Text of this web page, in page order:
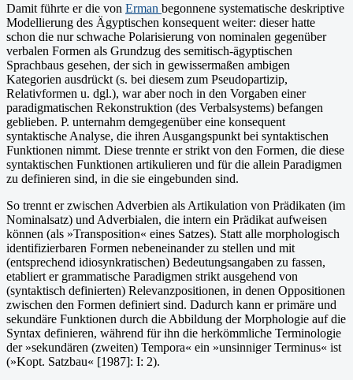
Damit führte er die von Erman begonnene systematische deskriptive
Modellierung des Ägyptischen konsequent weiter: dieser hatte
schon die nur schwache Polarisierung von nominalen gegenüber
verbalen Formen als Grundzug des semitisch-ägyptischen
Sprachbaus gesehen, der sich in gewissermaßen ambigen
Kategorien ausdrückt (s. bei diesem zum Pseudopartizip,
Relativformen u. dgl.), war aber noch in den Vorgaben einer
paradigmatischen Rekonstruktion (des Verbalsystems) befangen
geblieben. P. unternahm demgegenüber eine konsequent
syntaktische Analyse, die ihren Ausgangspunkt bei syntaktischen
Funktionen nimmt. Diese trennte er strikt von den Formen, die diese
syntaktischen Funktionen artikulieren und für die allein Paradigmen
zu definieren sind, in die sie eingebunden sind.
So trennt er zwischen Adverbien als Artikulation von Prädikaten (im
Nominalsatz) und Adverbialen, die intern ein Prädikat aufweisen
können (als »Transposition« eines Satzes). Statt alle morphologisch
identifizierbaren Formen nebeneinander zu stellen und mit
(entsprechend idiosynkratischen) Bedeutungsangaben zu fassen,
etabliert er grammatische Paradigmen strikt ausgehend von
(syntaktisch definierten) Relevanzpositionen, in denen Oppositionen
zwischen den Formen definiert sind. Dadurch kann er primäre und
sekundäre Funktionen durch die Abbildung der Morphologie auf die
Syntax definieren, während für ihn die herkömmliche Terminologie
der »sekundären (zweiten) Tempora« ein »unsinniger Terminus« ist
(»Kopt. Satzbau« [1987]: I: 2).